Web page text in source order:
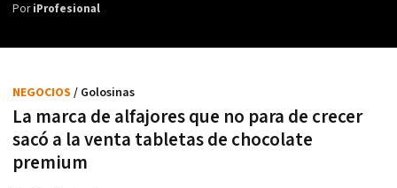
PoriProfesional
La marca de alfajores que no para de crecer
sacó a la venta tabletas de chocolate
premium
NEGOCIOS / Golosinas